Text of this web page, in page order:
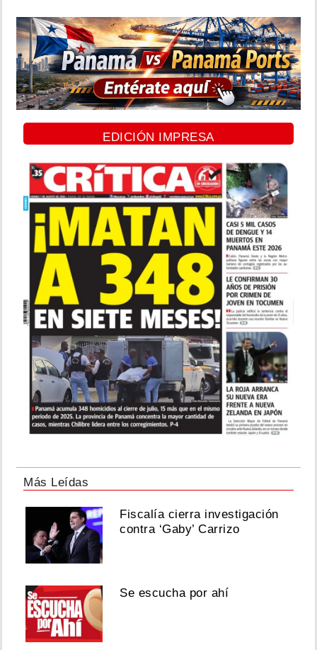
EDICIÓN IMPRESA
Más Leídas
Fiscalía cierra investigación
contra ‘Gaby’ Carrizo
Se escucha por ahí